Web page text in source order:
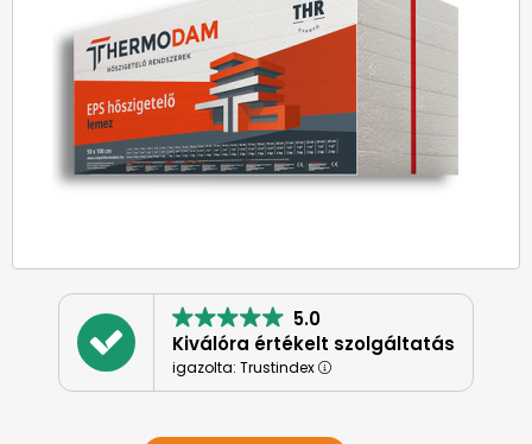
5.0
Kiválóra értékelt szolgáltatás
igazolta: Trustindex